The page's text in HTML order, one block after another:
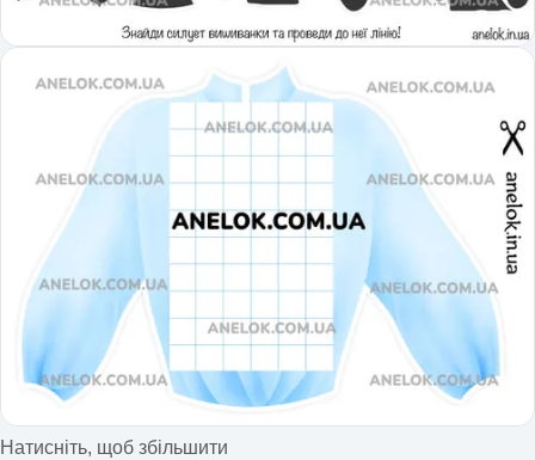
Натисніть, щоб збільшити